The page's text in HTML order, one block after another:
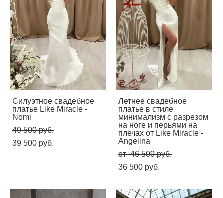
Силуэтное свадебное
платье Like Miracle -
Nomi
49 500 pуб.
39 500 pуб.
Летнее свадебное
платье в стиле
минимализм с разрезом
на ноге и перьями на
плечах от Like Miracle -
Angelina
от 46 500 pуб.
36 500 pуб.